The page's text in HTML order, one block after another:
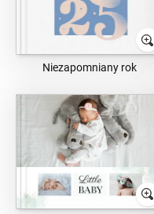
Niezapomniany rok